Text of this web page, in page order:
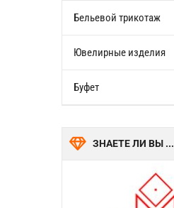
Бельевой трикотаж
Ювелирные изделия
Буфет
ЗНАЕТЕ ЛИ ВЫ ...